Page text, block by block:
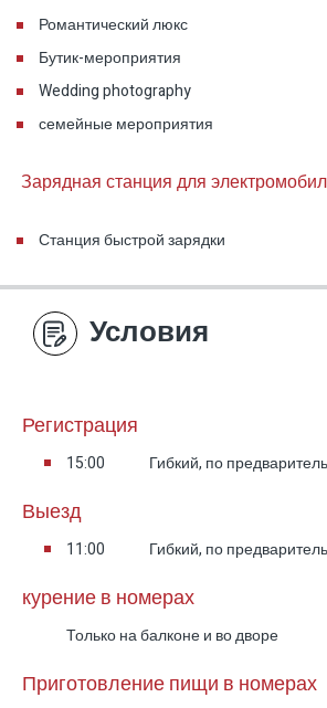
Романтический люкс
Бутик-мероприятия
Wedding photography
семейные мероприятия
Зарядная станция для
Станция быстрой зарядки
Условия
Регистрация
15:00 Гибкий, по
Выезд
11:00 Гибкий, по
курение в номерах
Только на балконе и во дворе
Приготовление пищи в номерах